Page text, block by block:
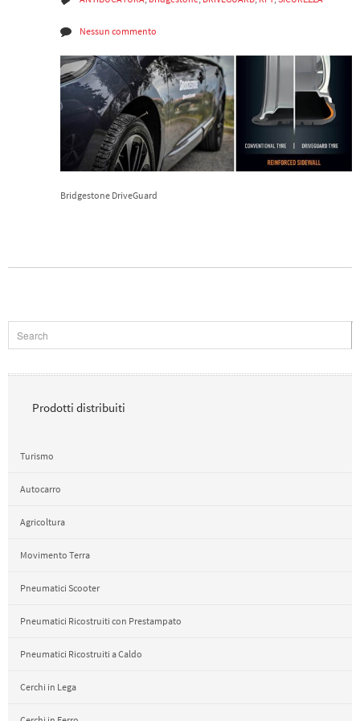
Nessun commento
Bridgestone DriveGuard
Prodotti distribuiti
Turismo
Autocarro
Agricoltura
Movimento Terra
Pneumatici Scooter
Pneumatici Ricostruiti con Prestampato
Pneumatici Ricostruiti a Caldo
Cerchi in Lega